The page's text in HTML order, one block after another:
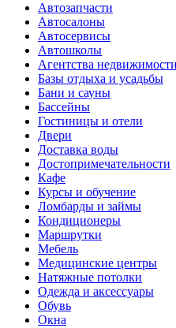
Автозапчасти
Автосалоны
Автосервисы
Автошколы
Агентства недвижимости
Базы отдыха и усадьбы
Бани и сауны
Бассейны
Гостиницы и отели
Двери
Доставка воды
Достопримечательности
Кафе
Курсы и обучение
Ломбарды и займы
Кондиционеры
Маршрутки
Мебель
Медицинские центры
Натяжные потолки
Одежда и аксессуары
Обувь
Окна